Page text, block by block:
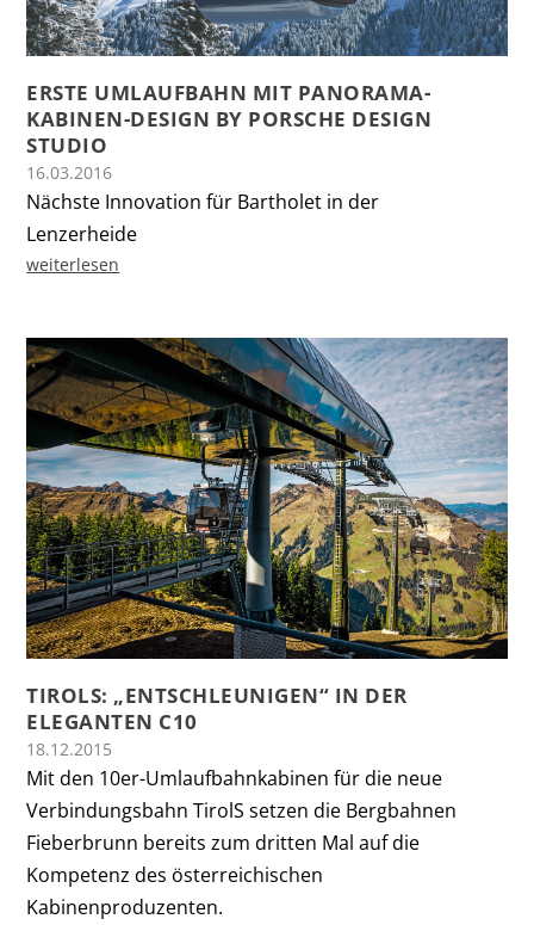
ERSTE UMLAUFBAHN MIT PANORAMA-
KABINEN-DESIGN BY PORSCHE DESIGN
STUDIO
16.03.2016
Nächste Innovation für Bartholet in der
Lenzerheide
weiterlesen
TIROLS: „ENTSCHLEUNIGEN“ IN DER
ELEGANTEN C10
18.12.2015
Mit den 10er-Umlaufbahnkabinen für die neue
Verbindungsbahn TirolS setzen die Bergbahnen
Fieberbrunn bereits zum dritten Mal auf die
Kompetenz des österreichischen
Kabinenproduzenten.